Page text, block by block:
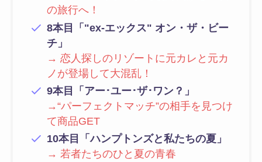
の旅行へ！
8本目「"ex-エックス" オン・ザ・ビー
チ」
→ 恋人探しのリゾートに元カレと元カ
ノが登場して大混乱！
9本目「アー･ユー･ザ･ワン？」
→“パーフェクトマッチ”の相手を見つけ
て商品GET
10本目「ハンプトンズと私たちの夏」
→ 若者たちのひと夏の青春